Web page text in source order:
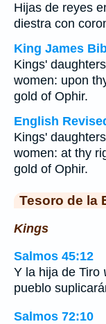
Hijas de reyes
diestra con
King James
Kings' daughters
women: upon
gold of Ophir.
English
Kings'
women: at thy
gold of Ophir.
Tesoro de la
Kings
Salmos 45:12
Y la hija de Tiro
pueblo
Salmos 72:10